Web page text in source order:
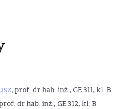
, prof. dr hab. inż., GE 311, kl. B
dr hab. inż., GE 312, kl. B